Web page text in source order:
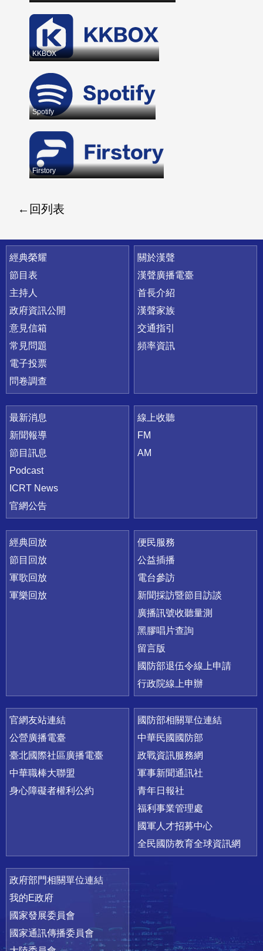
KKBOX
Spotify
Firstory
回列表
快速連結
經典榮耀
節目表
主持人
政府資訊公開
意見信箱
常見問題
電子投票
問卷調查
關於漢聲
漢聲廣播電臺
首長介紹
漢聲家族
交通指引
頻率資訊
最新消息
新聞報導
節目訊息
Podcast
ICRT News
官網公告
線上收聽
FM
AM
經典回放
節目回放
軍歌回放
軍樂回放
便民服務
公益插播
電台參訪
新聞採訪暨節目訪談
廣播訊號收聽量測
黑膠唱片查詢
留言版
國防部退伍令線上申請
行政院線上申辦
官網友站連結
公營廣播電臺
臺北國際社區廣播電臺
中華職棒大聯盟
身心障礙者權利公約
國防部相關單位連結
中華民國國防部
政戰資訊服務網
軍事新聞通訊社
青年日報社
福利事業管理處
國軍人才招募中心
全民國防教育全球資訊網
政府部門相關單位連結
我的E政府
國家發展委員會
國家通訊傳播委員會